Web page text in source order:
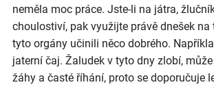
neměla moc práce. Jste-li na játra,
choulostiví, pak využijte právě dnešek na
tyto orgány učinili něco dobrého.
jaterní čaj. Žaludek v tyto dny zlobí,
žáhy a časté říhání, proto se doporučuje